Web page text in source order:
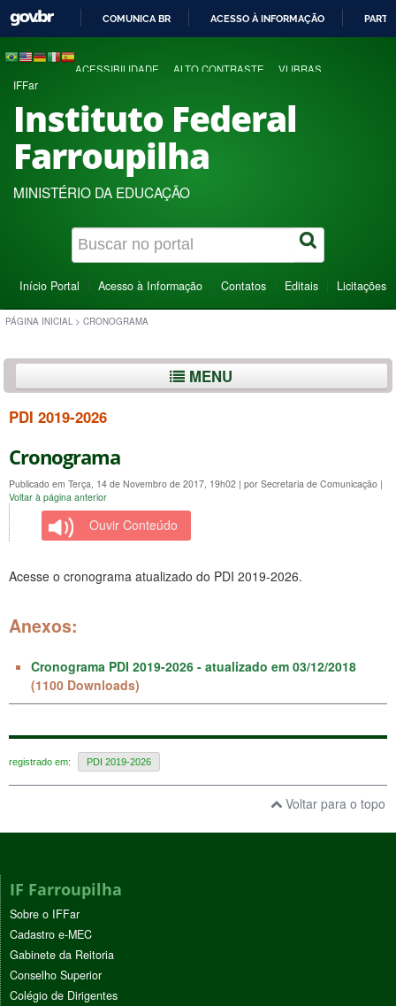
COMUNICA BR ACESSO À INFORMAÇÃO
ACESSIBILIDADE ALTO CONTRASTE VLIBRAS
IFFar
Instituto Federal
Farroupilha
MINISTÉRIO DA EDUCAÇÃO
Início Portal Acesso à Informação Contatos Editais Licitações
PÁGINA INICIAL > CRONOGRAMA
MENU
PDI 2019-2026
Cronograma
Publicado em Terça, 14 de Novembro de 2017, 19h02 | por Secretaria de Comunicação |
Voltar à página anterior
Ouvir Conteúdo
Acesse o cronograma atualizado do PDI 2019-2026.
Anexos:
Cronograma PDI 2019-2026 - atualizado em 03/12/2018
(1100 Downloads)
registrado em: PDI 2019-2026
Voltar para o topo
IF Farroupilha
Sobre o IFFar
Cadastro e-MEC
Gabinete da Reitoria
Conselho Superior
Colégio de Dirigentes